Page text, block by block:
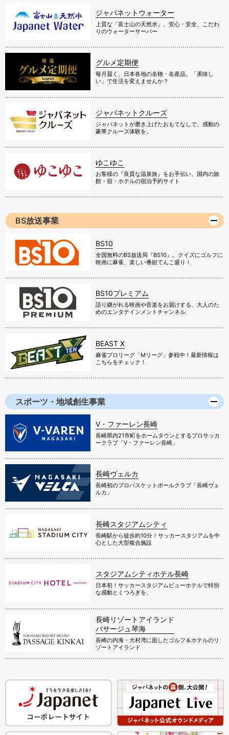
ジャパネットウォーター
上質な「富士山の天然水」。安心・安全、こだわ
りのウォーターサーバー
グルメ定期便
毎月届く、日本各地の名物・名産品。「美味し
い」で生活を変えませんか？
ジャパネットクルーズ
ジャパネットが磨き上げたおもてなしで、感動の
豪華クルーズ体験を。
ゆこゆこ
お客様の『良質な温泉旅』をお手伝い。国内の旅
館・宿・ホテルの宿泊予約サイト
BS放送事業
BS10
全国無料のBS放送局『BS10』。クイズにゴルフに
映画に麻雀、楽しい番組てんこ盛り！
BS10プレミアム
語り継がれる映画や音楽をお届けする、大人のた
めのエンタテインメントチャンネル
BEAST X
麻雀プロリーグ「Mリーグ」参戦中！最新情報は
こちらをチェック！
スポーツ・地域創生事業
V・ファーレン長崎
長崎県内21市町をホームタウンとするプロサッカ
ークラブ「V・ファーレン長崎」
長崎ヴェルカ
長崎初のプロバスケットボールクラブ「長崎ヴェ
ルカ」
長崎スタジアムシティ
長崎駅から徒歩約10分！サッカースタジアムを中
心とした大型複合施設
スタジアムシティホテル長崎
日本初！サッカースタジアムビューホテルで特別
な感動とくつろぎを。
長崎リゾートアイランド
パサージュ琴海
長崎の内海・大村湾に面したゴルフ＆ホテルのリ
ゾートアイランド